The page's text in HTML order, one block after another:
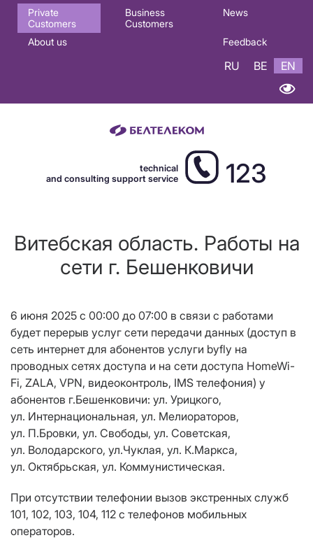
Основная
навигация
Private
Customers
Business
Customers
News
About us Feedback
RU BE EN
technical
and consulting support service
123
Витебская область. Работы на
сети г. Бешенковичи
6 июня 2025 с 00:00 до 07:00 в связи с работами
будет перерыв услуг сети передачи данных (доступ в
сеть интернет для абонентов услуги byfly на
проводных сетях доступа и на сети доступа HomeWi-
Fi, ZALA, VPN, видеоконтроль, IMS телефония) у
абонентов г.Бешенковичи: ул. Урицкого,
ул. Интернациональная, ул. Мелиораторов,
ул. П.Бровки, ул. Свободы, ул. Советская,
ул. Володарского, ул.Чуклая, ул. К.Маркса,
ул. Октябрьская, ул. Коммунистическая.
При отсутствии телефонии вызов экстренных служб
101, 102, 103, 104, 112 с телефонов мобильных
операторов.